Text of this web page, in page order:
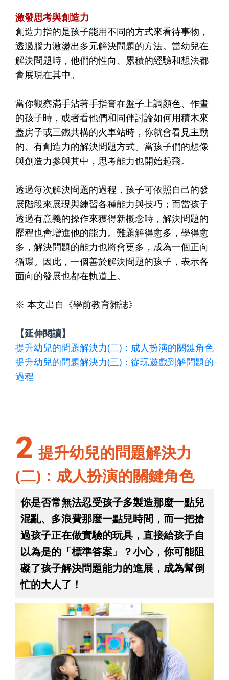
激發思考與創造力
創造力指的是孩子能用不同的方式來看待事物，
透過腦力激盪出多元解決問題的方法。當幼兒在
解決問題時，他們的性向、累積的經驗和想法都
會展現在其中。
當你觀察滿手沾著手指膏在盤子上調顏色、作畫
的孩子時，或者看他們和同伴討論如何用積木來
蓋房子或三鐵共構的火車站時，你就會看見主動
的、有創造力的解決問題方式。當孩子們的想像
與創造力參與其中，思考能力也開始起飛。
透過每次解決問題的過程，孩子可依照自己的發
展階段來展現與練習各種能力與技巧；而當孩子
透過有意義的操作來獲得新概念時，解決問題的
歷程也會增進他的能力。難題解得愈多，學得愈
多，解決問題的能力也將會更多，成為一個正向
循環。因此，一個善於解決問題的孩子，表示各
面向的發展也都在軌道上。
※ 本文出自《學前教育雜誌》
【延伸閱讀】
提升幼兒的問題解決力(二)：成人扮演的關鍵角色
提升幼兒的問題解決力(三)：從玩遊戲到解問題的
過程
2 提升幼兒的問題解決力
(二)：成人扮演的關鍵角色
你是否常無法忍受孩子多製造那麼一點兒
混亂、多浪費那麼一點兒時間，而一把搶
過孩子正在做實驗的玩具，直接給孩子自
以為是的「標準答案」？小心，你可能阻
礙了孩子解決問題能力的進展，成為幫倒
忙的大人了！